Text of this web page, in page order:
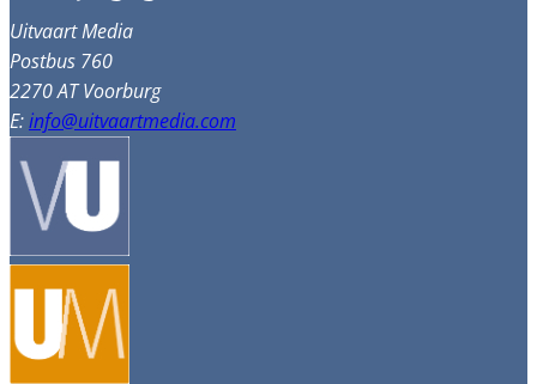
Uitvaart Media
Postbus 760
2270 AT Voorburg
E:info@uitvaartmedia.com